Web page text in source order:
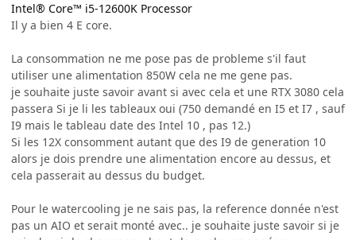
Intel® Core™ i5-12600K Processor
Il y a bien 4 E core.
La consommation ne me pose pas de probleme s'il faut
utiliser une alimentation 850W cela ne me gene pas.
je souhaite juste savoir avant si avec cela et une RTX 3080 cela
passera Si je li les tableaux oui (750 demandé en I5 et I7 , sauf
I9 mais le tableau date des Intel 10 , pas 12.)
Si les 12X consomment autant que des I9 de generation 10
alors je dois prendre une alimentation encore au dessus, et
cela passerait au dessus du budget.
Pour le watercooling je ne sais pas, la reference donnée n'est
pas un AIO et serait monté avec.. je souhaite juste savoir si je